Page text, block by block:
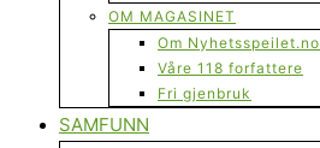
OM MAGASINET
Om Nyhetsspeilet.no
Våre 118 forfattere
Fri gjenbruk
SAMFUNN